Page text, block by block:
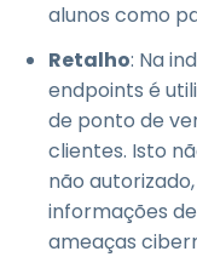
alunos como
Retalho: Na
endpoints é
de ponto de
clientes. Isto
não
informações
ameaças